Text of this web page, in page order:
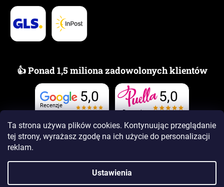
Ta strona używa plików cookies. Kontynuując przeglądanie
tej strony, wyrażasz zgodę na ich użycie do personalizacji
reklam.
Ustawienia
👍 Ponad 1,5 miliona zadowolonych klientów
Recenzje
5,0
Recenzje
5,0